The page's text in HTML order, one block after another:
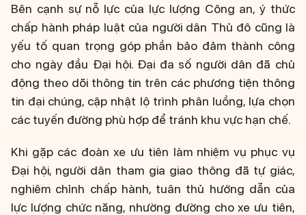
Bên cạnh sự nỗ lực của lực lượng Công an, ý thức
chấp hành pháp luật của người dân Thủ đô cũng là
yếu tố quan trọng góp phần bảo đảm thành công
cho ngày đầu Đại hội. Đại đa số người dân đã chủ
động theo dõi thông tin trên các phương tiện thông
tin đại chúng, cập nhật lộ trình phân luồng, lựa chọn
các tuyến đường phù hợp để tránh khu vực hạn chế.
Khi gặp các đoàn xe ưu tiên làm nhiệm vụ phục vụ
Đại hội, người dân tham gia giao thông đã tự giác,
nghiêm chỉnh chấp hành, tuân thủ hướng dẫn của
lực lượng chức năng, nhường đường cho xe ưu tiên,